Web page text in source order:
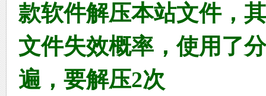
款软件解压本站文件，
文件失效概率，使用了
遍，要解压2次